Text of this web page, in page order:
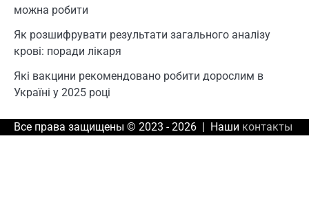
можна робити
Як розшифрувати результати загального аналізу
крові: поради лікаря
Які вакцини рекомендовано робити дорослим в
Україні у 2025 році
Все права защищены © 2023 - 2026 | Наши контакты